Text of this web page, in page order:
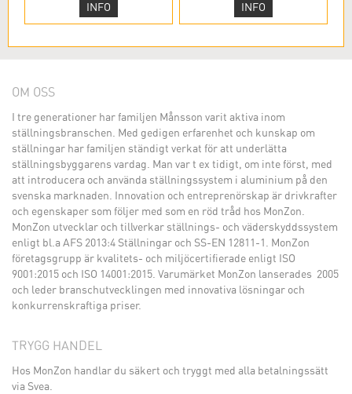
INFO INFO
OM OSS
I tre generationer har familjen Månsson varit aktiva inom
ställningsbranschen. Med gedigen erfarenhet och kunskap om
ställningar har familjen ständigt verkat för att underlätta
ställningsbyggarens vardag. Man var t ex tidigt, om inte först, med
att introducera och använda ställningssystem i aluminium på den
svenska marknaden. Innovation och entreprenörskap är drivkrafter
och egenskaper som följer med som en röd tråd hos MonZon.
MonZon utvecklar och tillverkar ställnings- och väderskyddssystem
enligt bl.a AFS 2013:4 Ställningar och SS-EN 12811-1. MonZon
företagsgrupp är kvalitets- och miljöcertifierade enligt ISO
9001:2015 och ISO 14001:2015. Varumärket MonZon lanserades 2005
och leder branschutvecklingen med innovativa lösningar och
konkurrenskraftiga priser.
TRYGG HANDEL
Hos MonZon handlar du säkert och tryggt med alla betalningssätt
via Svea.